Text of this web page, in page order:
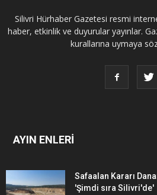
Silivri Hürhaber Gazetesi resmi
haber, etkinlik ve duyurular yayınlar.
kurallarına uymaya
AYIN ENLERİ
Safaalan Kararı
'Şimdi sıra Silivri'de'